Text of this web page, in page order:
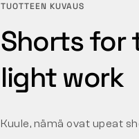
TUOTTEEN KUVAUS
Shorts for
light work
Kuule, nämä ovat upeat